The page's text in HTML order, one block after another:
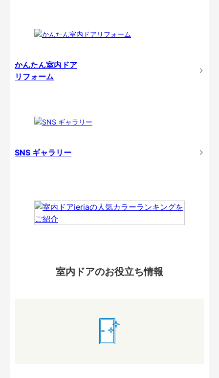
かんたん室内ドア
リフォーム
SNS ギャラリー
室内ドアのお役立ち情報